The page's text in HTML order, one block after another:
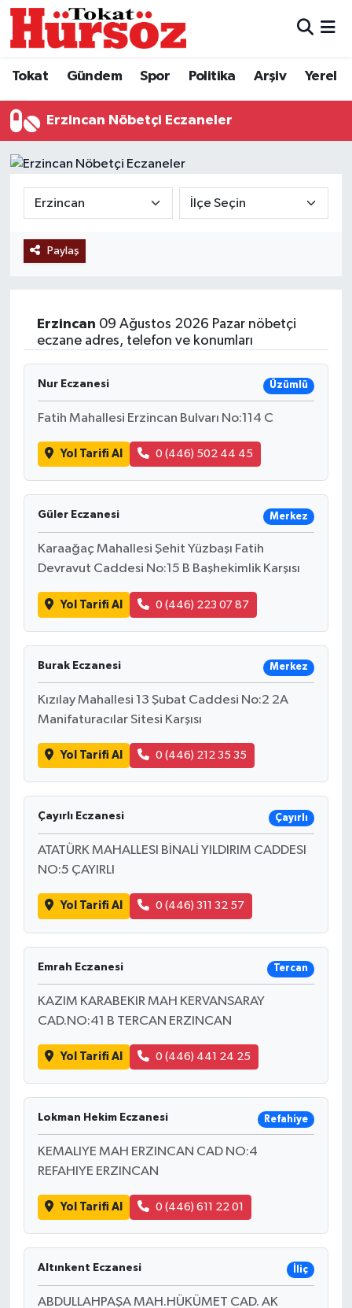
Tokat Gündem Spor Politika Arşiv Yerel
Erzincan Nöbetçi Eczaneler
Paylaş
Erzincan 09 Ağustos 2026 Pazar nöbetçi
eczane adres, telefon ve konumları
Nur Eczanesi Üzümlü
Fatih Mahallesi Erzincan Bulvarı No:114 C
Yol Tarifi Al 0 (446) 502 44 45
Güler Eczanesi Merkez
Karaağaç Mahallesi Şehit Yüzbaşı Fatih
Devravut Caddesi No:15 B Başhekimlik Karşısı
Yol Tarifi Al 0 (446) 223 07 87
Burak Eczanesi Merkez
Kızılay Mahallesi 13 Şubat Caddesi No:2 2A
Manifaturacılar Sitesi Karşısı
Yol Tarifi Al 0 (446) 212 35 35
Çayırlı Eczanesi Çayırlı
ATATÜRK MAHALLESI BİNALİ YILDIRIM CADDESI
NO:5 ÇAYIRLI
Yol Tarifi Al 0 (446) 311 32 57
Emrah Eczanesi Tercan
KAZIM KARABEKIR MAH KERVANSARAY
CAD.NO:41 B TERCAN ERZINCAN
Yol Tarifi Al 0 (446) 441 24 25
Lokman Hekim Eczanesi Refahiye
KEMALIYE MAH ERZINCAN CAD NO:4
REFAHIYE ERZINCAN
Yol Tarifi Al 0 (446) 611 22 01
Altınkent Eczanesi İliç
ABDULLAHPAŞA MAH.HÜKÜMET CAD. AK
Türkiye Gündemi
Gündem
Spor
Politika
Eğitim
Ekonomi
Sağlık
Tokat Haber
Hava Durumu
Tokat Namaz Vakitleri
Süper Lig Puan Durumu ve Fikstür
Tüm Manşetler
Haber Arşivi